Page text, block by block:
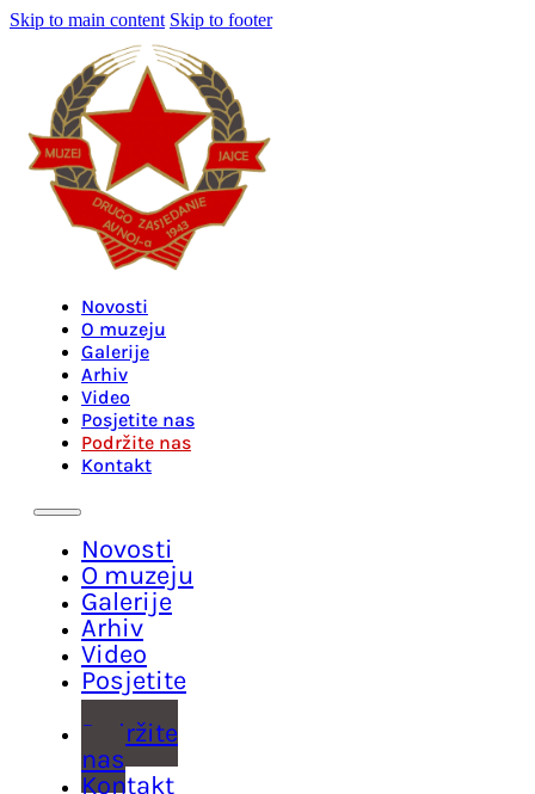
Skip to main content Skip to footer
Novosti
O muzeju
Galerije
Arhiv
Video
Posjetite nas
Podržite nas
Kontakt
Novosti
O muzeju
Galerije
Arhiv
Video
Posjetite
nas
Podržite
nas
Kontakt